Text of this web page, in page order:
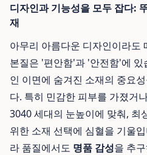
디자인과 기능성을 모두 잡다:
재
아무리 아름다운 디자인이라도
본질은 '편안함'과 '안전함'에
인 이면에 숨겨진 소재의 중요
다. 특히 민감한 피부를 가졌거
3040 세대의 눈높이에 맞춰, 최
위한 소재 선택에 심혈을 기울
라 품질에서도 명품 감성을 추